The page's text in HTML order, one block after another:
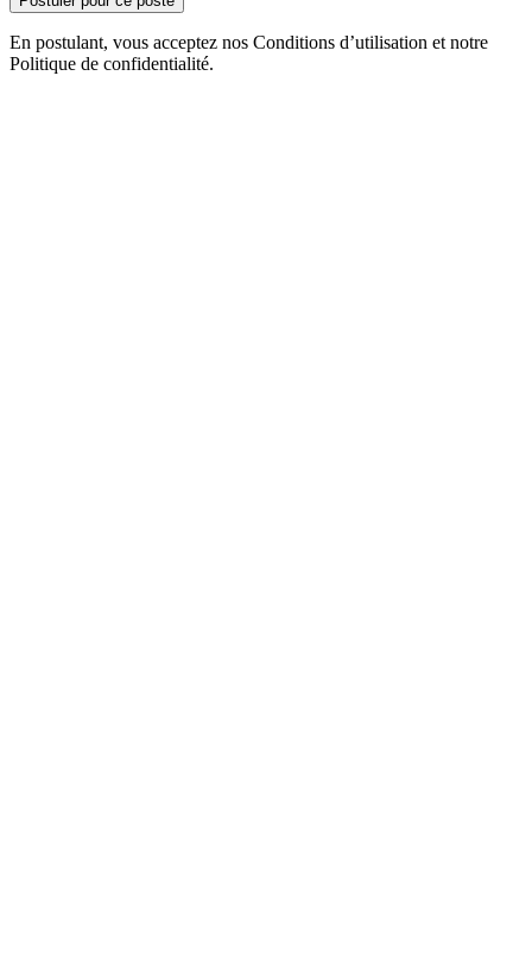
En postulant, vous acceptez nos Conditions d’utilisation et notre
Politique de confidentialité.